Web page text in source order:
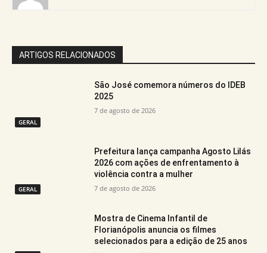
ARTIGOS RELACIONADOS
GERAL
São José comemora números do IDEB
2025
7 de agosto de 2026
GERAL
Prefeitura lança campanha Agosto Lilás
2026 com ações de enfrentamento à
violência contra a mulher
7 de agosto de 2026
Mostra de Cinema Infantil de
Florianópolis anuncia os filmes
selecionados para a edição de 25 anos